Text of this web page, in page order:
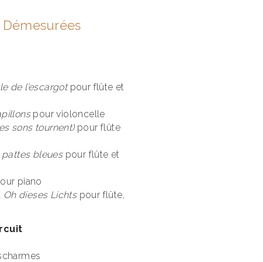
de l’escargotpour flûte et
pour violoncelle
sons tournent)pour flûte
pattes bleuespour flûte et
piano
Oh dieses Lichts pour flûte,